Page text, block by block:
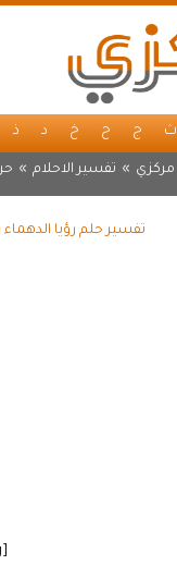
ث ج ح خ د ذ
مركزي » تفسير الاحلام »
تفسير حلم رؤيا
[cmamad id=”20641″ align=”floatleft” tabid=”20643″ mobid=”20643″ stg=””]